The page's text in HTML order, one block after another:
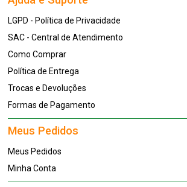
LGPD - Política de Privacidade
SAC - Central de Atendimento
Como Comprar
Política de Entrega
Trocas e Devoluções
Formas de Pagamento
Meus Pedidos
Meus Pedidos
Minha Conta